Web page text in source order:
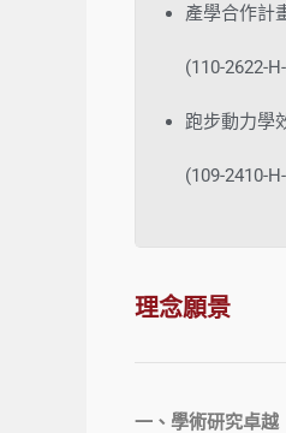
產學合作計
(110-2622-
跑步動力學
(109-2410-
理念願景
一、學術研究卓越